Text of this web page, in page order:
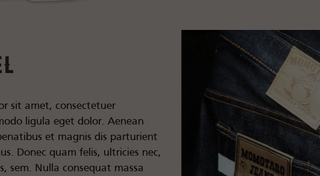
sit amet, consectetuer
ligula eget dolor. Aenean
et magnis dis parturient
Donec quam felis, ultricies nec,
sem. Nulla consequat massa